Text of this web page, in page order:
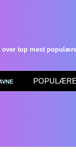
over top mest
POPULÆRE